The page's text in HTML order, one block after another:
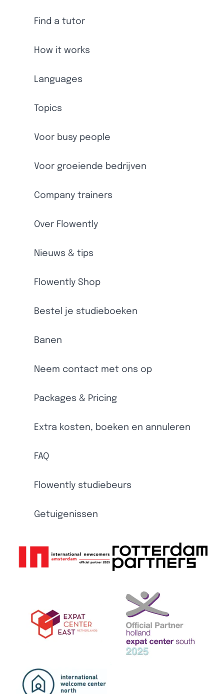
Find a tutor
How it works
Languages
Topics
Voor busy people
Voor groeiende bedrijven
Company trainers
Over Flowently
Nieuws & tips
Flowently Shop
Bestel je studieboeken
Banen
Neem contact met ons op
Packages & Pricing
Extra kosten, boeken en annuleren
FAQ
Flowently studiebeurs
Getuigenissen